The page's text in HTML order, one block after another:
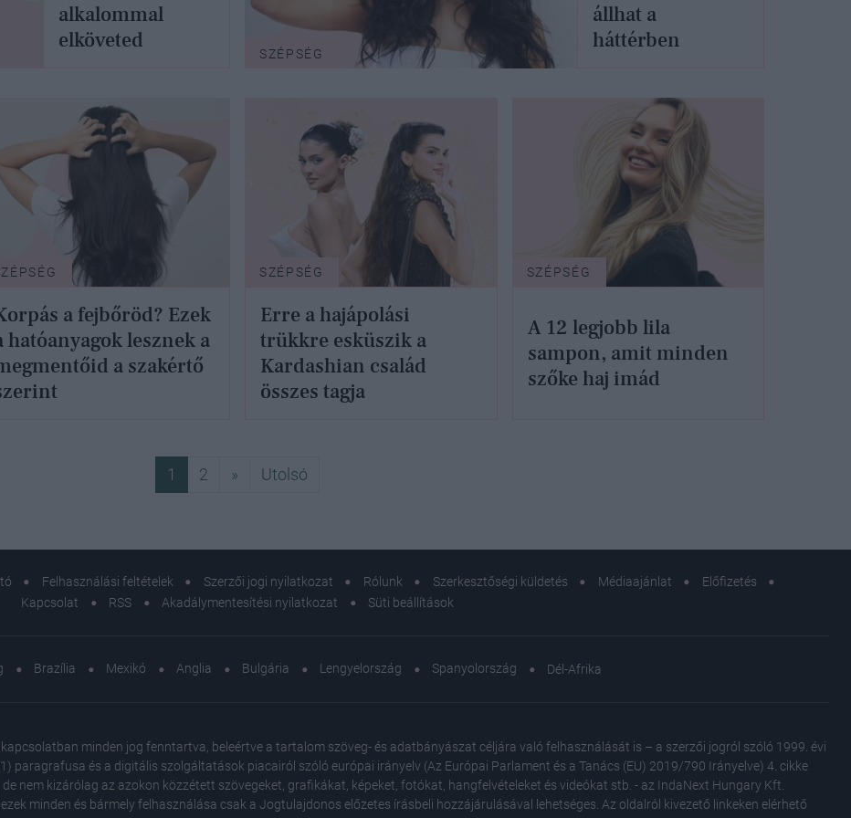
alkalommal
elköveted
SZÉPSÉG
állhat a
háttérben
a fejbőröd? Ezek
hatóanyagok lesznek a
a szakértő
SZÉPSÉG
Erre a hajápolási
trükkre esküszik a
Kardashian család
összes tagja
SZÉPSÉG
A 12 legjobb lila
sampon, amit minden
szőke haj imád
1 2 » Következő
Utolsó
Felhasználási feltételek Szerzői jogi nyilatkozat Rólunk Szerkesztőségi küldetés Médiaajánlat
Előfizetés
Kapcsolat
RSS Akadálymentesítési nyilatkozat Süti beállítások
Brazília Mexikó Anglia Bulgária Lengyelország Spanyolország Dél-Afrika
minden jog fenntartva, beleértve a tartalom szöveg- és adatbányászat céljára való felhasználását is – a szerzői jogról szóló 1999. évi
paragrafusa és a digitális szolgáltatások piacairól szóló európai irányelv (Az Európai Parlament és a Tanács (EU) 2019/790 Irányelve) 4. cikke
nem kizárólag az azokon közzétett szövegeket, grafikákat, képeket, fotókat, hangfelvételeket és videókat stb. - az IndaNext Hungary Kft.
minden és bármely felhasználása csak a Jogtulajdonos előzetes írásbeli hozzájárulásával lehetséges. Az oldalról kivezető linkeken elérhető